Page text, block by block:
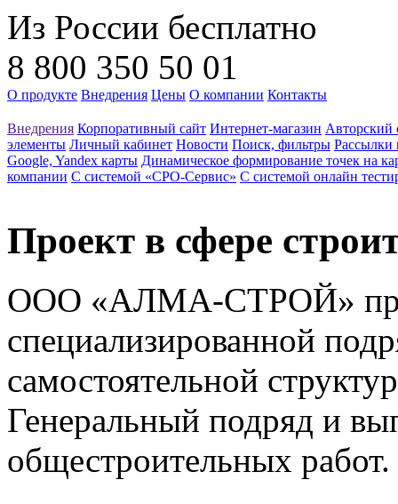
Из России бесплатно
8 800 350 50 01
О продукте Внедрения Цены О компании Контакты
Внедрения Корпоративный сайт Интернет-магазин Авторский
элементы Личный кабинет Новости Поиск, фильтры Рассылки
Google, Yandex карты Динамическое формирование точек на
компании С системой «СРО-Сервис» С системой онлайн
Проект в сфере
ООО «АЛМА-СТРОЙ»
специализированной
самостоятельной
Генеральный подряд и
общестроительных работ.